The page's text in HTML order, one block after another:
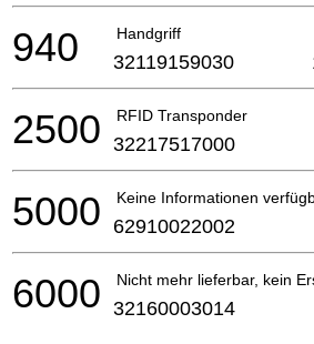
Handgriff
940 32119159030
RFID Transponder
2500 32217517000
Keine Informationen
5000 62910022002
Nicht mehr lieferbar, kein
6000 32160003014